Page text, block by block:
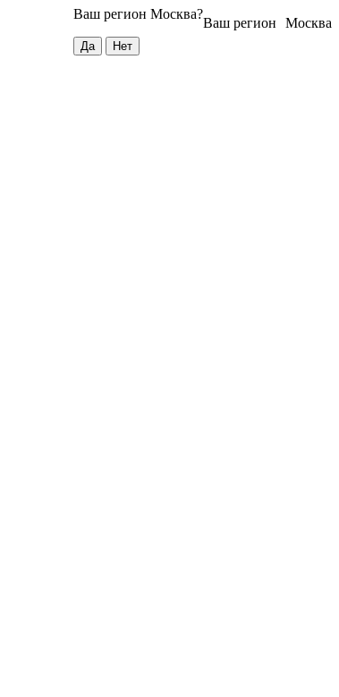
Москва
Ваш регион
Ваш регион Москва?